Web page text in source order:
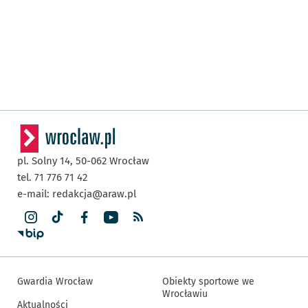
pl. Solny 14, 50-062 Wrocław
tel. 71 776 71 42
e-mail: redakcja@araw.pl
Gwardia Wrocław
Aktualności
Obiekty sportowe we
Wrocławiu